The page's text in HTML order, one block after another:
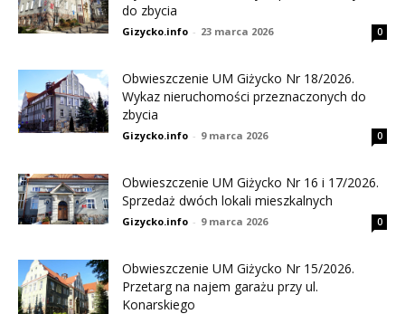
do zbycia
Gizycko.info - 23 marca 2026 0
Obwieszczenie UM Giżycko Nr 18/2026.
Wykaz nieruchomości przeznaczonych do
zbycia
Gizycko.info - 9 marca 2026 0
Obwieszczenie UM Giżycko Nr 16 i 17/2026.
Sprzedaż dwóch lokali mieszkalnych
Gizycko.info - 9 marca 2026 0
Obwieszczenie UM Giżycko Nr 15/2026.
Przetarg na najem garażu przy ul.
Konarskiego